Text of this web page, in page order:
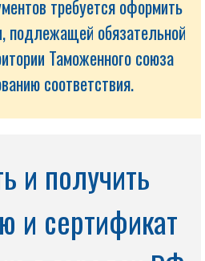
требуется оформить
подлежащей обязательной
Таможенного союза
соответствия.
и получить
и сертификат